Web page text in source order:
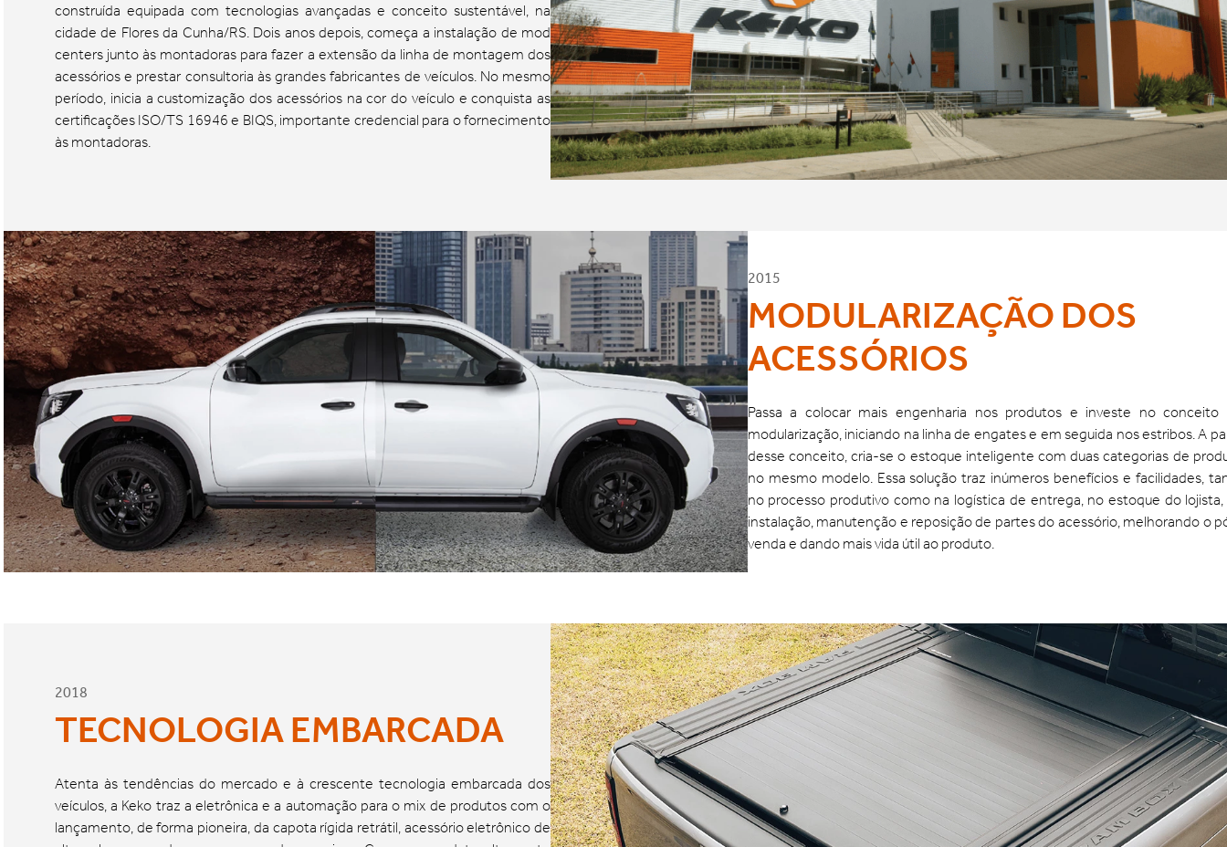
construída equipada com tecnologias avançadas e conceito sustentável, na
cidade de Flores da Cunha/RS. Dois anos depois, começa a instalação de mod
centers junto às montadoras para fazer a extensão da linha de montagem dos
acessórios e prestar consultoria às grandes fabricantes de veículos. No mesmo
período, inicia a customização dos acessórios na cor do veículo e conquista as
certificações ISO/TS 16946 e BIQS, importante credencial para o fornecimento
às montadoras.
2015
MODULARIZAÇÃO DOS
ACESSÓRIOS
Passa a colocar mais engenharia nos produtos e investe no conceito
modularização, iniciando na linha de engates e em seguida nos estribos. A
desse conceito, cria-se o estoque inteligente com duas categorias de
no mesmo modelo. Essa solução traz inúmeros benefícios e facilidades,
no processo produtivo como na logística de entrega, no estoque do lojista,
instalação, manutenção e reposição de partes do acessório, melhorando o
venda e dando mais vida útil ao produto.
2018
TECNOLOGIA EMBARCADA
Atenta às tendências do mercado e à crescente tecnologia embarcada dos
veículos, a Keko traz a eletrônica e a automação para o mix de produtos com o
lançamento, de forma pioneira, da capota rígida retrátil, acessório eletrônico de